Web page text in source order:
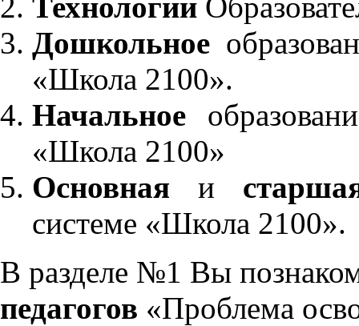
Дошкольное
«Школа 2100».
Начальное
«Школа 2100»
Основнаяи
системе «Школа 2100».
В разделе №1 Вы
педагогов «Проблема